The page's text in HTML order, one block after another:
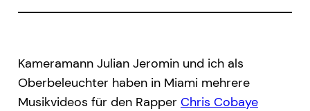
Kameramann Julian Jeromin und ich als
Oberbeleuchter haben in Miami mehrere
Musikvideos für den Rapper Chris Cobaye